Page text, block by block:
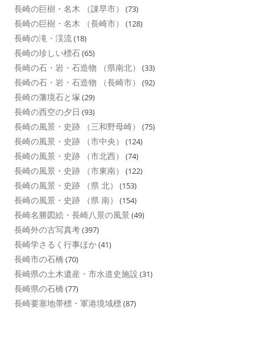
長崎の巨樹・名木 （諌早市） (73)
長崎の巨樹・名木 （長崎市） (128)
長崎の滝・渓流(18)
長崎の珍しい標石(65)
長崎の石・岩・石造物 （県南北） (33)
長崎の石・岩・石造物 （長崎市） (92)
長崎の藩境石と塚 (29)
長崎の西空の夕日 (93)
長崎の風景・史跡 （三和野母崎） (75)
長崎の風景・史跡 （市中央） (124)
長崎の風景・史跡 （市北西） (74)
長崎の風景・史跡 （市東南） (122)
長崎の風景・史跡 （県 北） (153)
長崎の風景・史跡 （県 南） (154)
長崎名勝図絵・長崎八景の風景 (49)
長崎外の古写真考(397)
長崎学さるく行事ほか(41)
長崎市の石橋 (70)
長崎県の土木遺産・市水道史施設 (31)
長崎県の石橋 (77)
長崎要塞地帯標・軍港境域標(87)